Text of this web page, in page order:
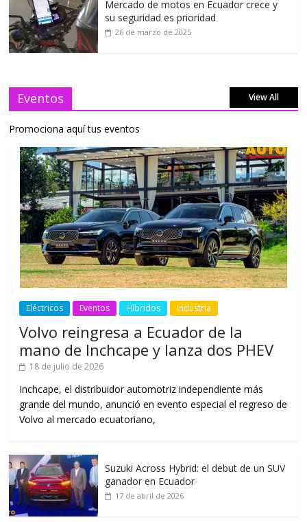
Mercado de motos en Ecuador crece y
su seguridad es prioridad
26 de marzo de 2025
Eventos View All
Promociona aquí tus eventos
Eléctricos Eventos Híbridos Industria
Volvo reingresa a Ecuador de la
mano de Inchcape y lanza dos PHEV
18 de julio de 2026
Inchcape, el distribuidor automotriz independiente más
grande del mundo, anunció en evento especial el regreso de
Volvo al mercado ecuatoriano,
Suzuki Across Hybrid: el debut de un SUV
ganador en Ecuador
17 de abril de 2026